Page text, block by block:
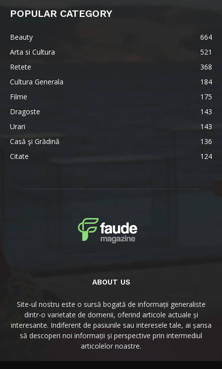
POPULAR CATEGORY
Beauty
664
Arta si Cultura
521
Retete
368
Cultura Generala
184
Filme
175
Dragoste
143
Urari
143
Casă şi Grădină
136
Citate
124
ABOUT US
Site-ul nostru este o sursă bogată de informații generaliste
dintr-o varietate de domenii, oferind articole actuale și
interesante. Indiferent de pasiunile sau interesele tale, ai șansa
să descoperi noi informații și perspective prin intermediul
articolelor noastre.